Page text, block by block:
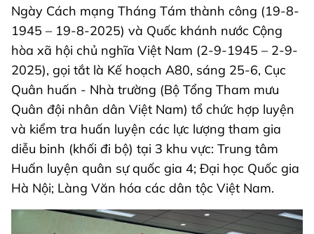
Ngày Cách mạng Tháng Tám thành công (19-8-
1945 – 19-8-2025) và Quốc khánh nước Cộng
hòa xã hội chủ nghĩa Việt Nam (2-9-1945 – 2-9-
2025), gọi tắt là Kế hoạch A80, sáng 25-6, Cục
Quân huấn - Nhà trường (Bộ Tổng Tham mưu
Quân đội nhân dân Việt Nam) tổ chức hợp luyện
và kiểm tra huấn luyện các lực lượng tham gia
diễu binh (khối đi bộ) tại 3 khu vực: Trung tâm
Huấn luyện quân sự quốc gia 4; Đại học Quốc gia
Hà Nội; Làng Văn hóa các dân tộc Việt Nam.